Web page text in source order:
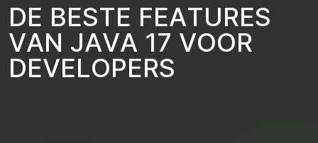
DE BESTE FEATURES
VAN JAVA 17 VOOR
DEVELOPERS